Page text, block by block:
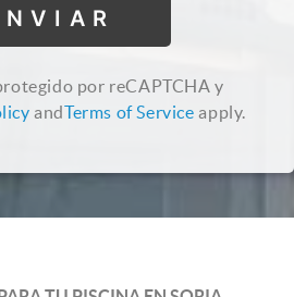
por reCAPTCHA y
andTerms of Service apply.